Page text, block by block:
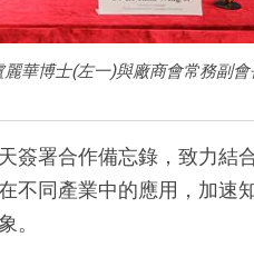
華博士(左一)與廠商會常務副
簽署合作備忘錄，致力結
不同產業中的應用，加速
。